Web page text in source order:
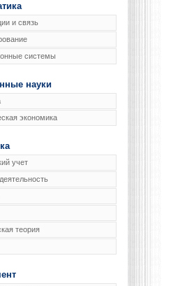
и связь
системы
науки
экономика
учет
теория